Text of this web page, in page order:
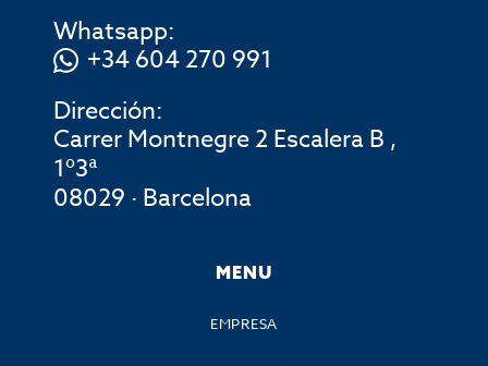
Whatsapp:
+34 604 270 991
Dirección:
Carrer Montnegre 2 Escalera B ,
1º3ª
08029 · Barcelona
MENU
EMPRESA